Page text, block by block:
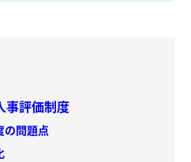
事評価制度
の問題点